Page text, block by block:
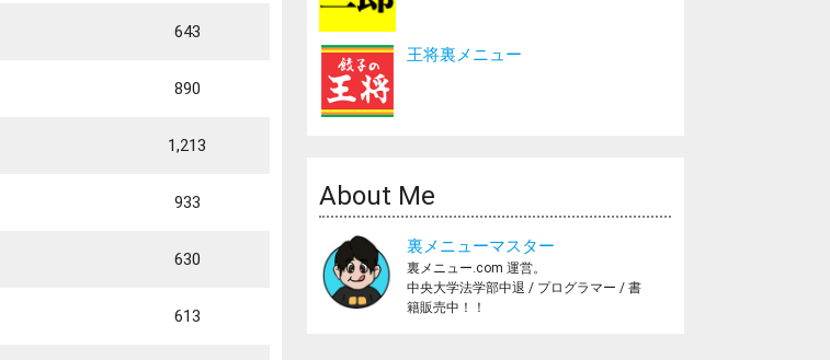
643
890
1,213
933
630
613
王将裏メニュー
About Me
裏メニューマスター
裏メニュー.com 運営。
中央大学法学部中退 / プログラマー / 書
籍販売中！！